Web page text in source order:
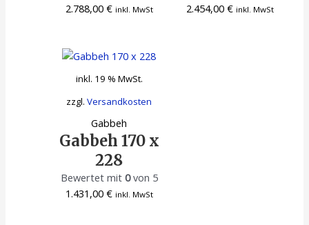
2.788,00 € inkl. MwSt
2.454,00 € inkl. MwSt
inkl. 19 % MwSt.
zzgl.Versandkosten
Gabbeh
Gabbeh 170 x
228
Bewertet mit 0von 5
1.431,00 € inkl. MwSt